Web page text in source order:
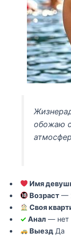
обожаю
Имя
Возраст —
Своя
✓ Анал — нет
Выезд Да